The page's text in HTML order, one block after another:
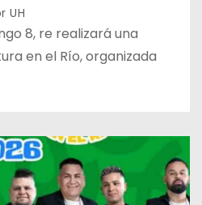
UH
8, re realizará una
en el Río, organizada